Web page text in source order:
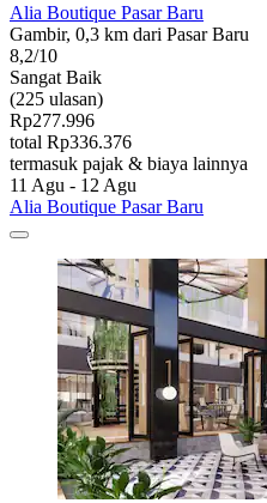
Alia Boutique Pasar Baru
Gambir, 0,3 km dari Pasar Baru
8,2/10
Sangat Baik
(225 ulasan)
Rp277.996
total Rp336.376
termasuk pajak & biaya lainnya
11 Agu - 12 Agu
Alia Boutique Pasar Baru